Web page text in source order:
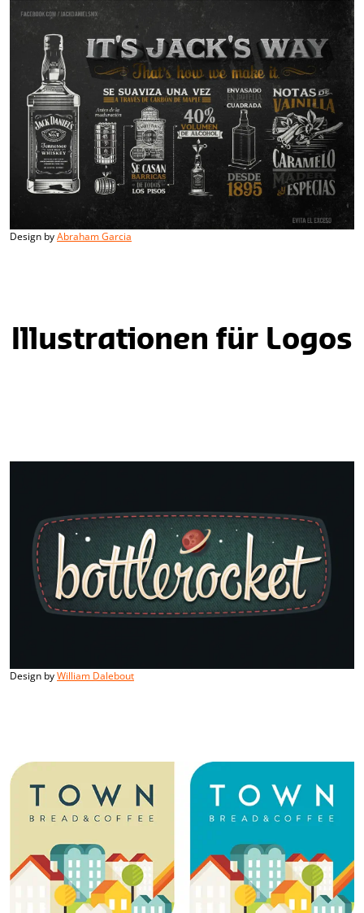
Design byAbraham Garcia
Illustrationen für Logos
Design byWilliam Dalebout